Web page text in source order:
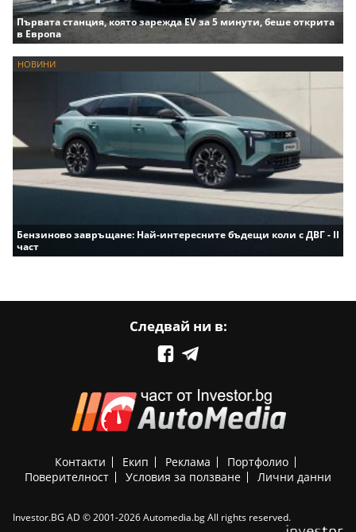
Първата станция, която зарежда EV за 5 минути, беше открита
в Европа
НОВИНИ
Бензиново завръщане: Най-интересните бъдещи коли с ДВГ - II
част
Следвай ни в:
Контакти Екип Реклама
Портфолио
Поверителност
Условия за ползване Лични данни
Investor.BG AD © 2001-2026 Automedia.bg All rights reserved.